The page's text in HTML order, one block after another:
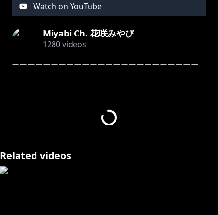
Watch on YouTube
Miyabi Ch. 花咲みやび
1280videos
ーーーーーーーーーーーーーーーーーーーーーーーー
#ホロスターズ １期生の花咲みやびです！
Related videos